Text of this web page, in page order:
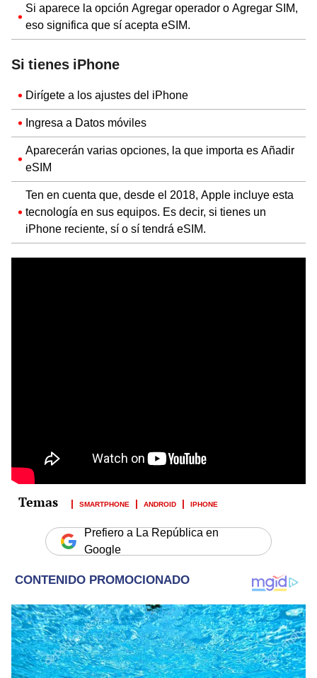
Si aparece la opción Agregar operador o Agregar SIM,
eso significa que sí acepta eSIM.
Si tienes iPhone
Dirígete a los ajustes del iPhone
Ingresa a Datos móviles
Aparecerán varias opciones, la que importa es Añadir
eSIM
Ten en cuenta que, desde el 2018, Apple incluye esta
tecnología en sus equipos. Es decir, si tienes un
iPhone reciente, sí o sí tendrá eSIM.
SMARTPHONE ANDROID IPHONE
Prefiero a La República en
Google